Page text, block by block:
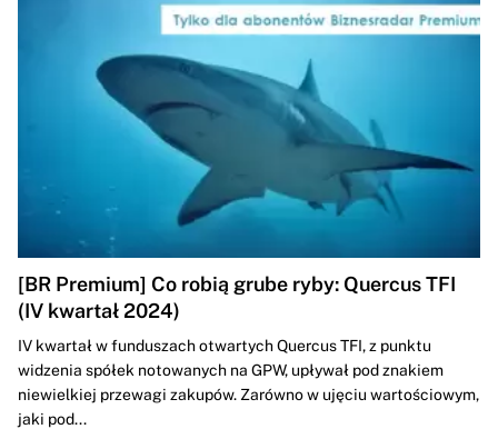
[BR Premium] Co robią grube ryby: Quercus TFI
(IV kwartał 2024)
IV kwartał w funduszach otwartych Quercus TFI, z punktu
widzenia spółek notowanych na GPW, upływał pod znakiem
niewielkiej przewagi zakupów. Zarówno w ujęciu wartościowym,
jaki pod...